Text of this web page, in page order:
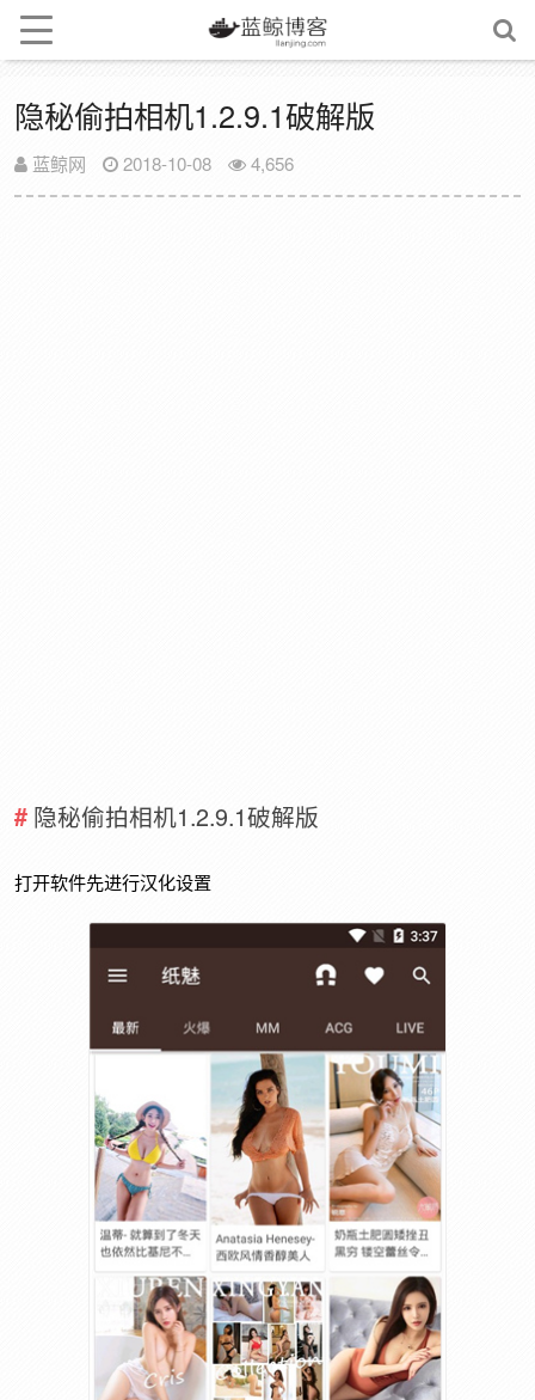
隐秘偷拍相机1.2.9.1破解版
蓝鲸网 2018-10-08 4,656
隐秘偷拍相机1.2.9.1破解版
打开软件先进行汉化设置